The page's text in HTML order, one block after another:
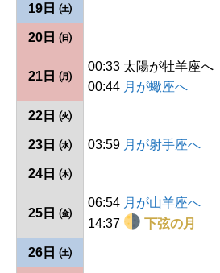
19日 ㈯
20日 ㈰
21日 ㈪
00:33 太陽が牡羊座へ
00:44 月が蠍座へ
22日 ㈫
23日 ㈬ 03:59 月が射手座へ
24日 ㈭
25日 ㈮
06:54 月が山羊座へ
14:37
下弦の月
26日 ㈯